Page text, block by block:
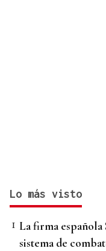
Lo más visto
La firma
sistema de